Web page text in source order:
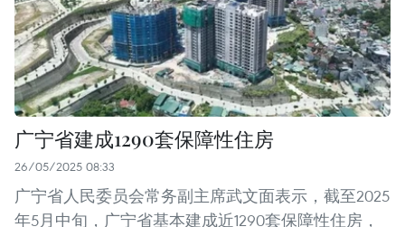
广宁省建成1290套保障性住房
26/05/2025 08:33
广宁省人民委员会常务副主席武文面表示，截至2025
年5月中旬，广宁省基本建成近1290套保障性住房，